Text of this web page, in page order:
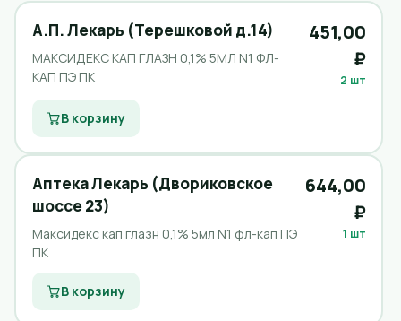
А.П. Лекарь (Терешковой д.14)
МАКСИДЕКС КАП ГЛАЗН 0,1% 5МЛ N1 ФЛ-
КАП ПЭ ПК
451,00
₽
2 шт
В корзину
Аптека Лекарь (Двориковское
шоссе 23)
Максидекс кап глазн 0,1% 5мл N1 фл-кап ПЭ
ПК
644,00
₽
1 шт
В корзину